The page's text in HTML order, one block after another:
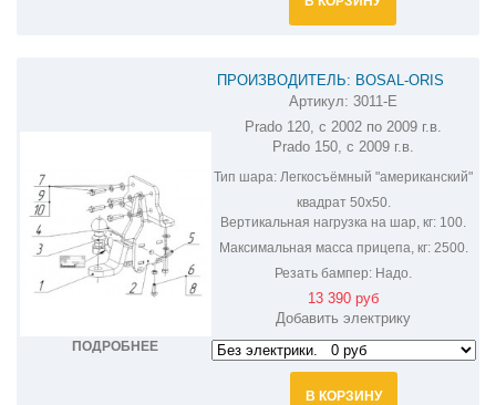
ПОДРОБНЕЕ
ПРОИЗВОДИТЕЛЬ: BOSAL-ORIS
ФАРКОП НА TOYOTA LAND CRUISER
PRADO 3011-E
Артикул: 3011-E
Prado 120, с 2002 по 2009 г.в.
Prado 150, с 2009 г.в.
Тип шара: Легкосъёмный "американский"
квадрат 50х50.
Вертикальная нагрузка на шар, кг: 100.
Максимальная масса прицепа, кг:2500.
Резать бампер: Надо.
13 390 руб
Добавить электрику
В КОРЗИНУ